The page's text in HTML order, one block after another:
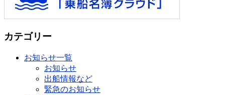
カテゴリー
お知らせ一覧
お知らせ
出船情報など
緊急のお知らせ